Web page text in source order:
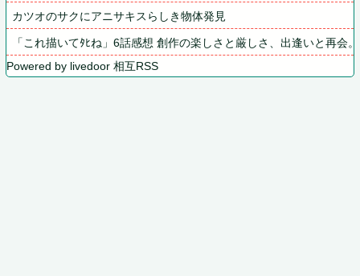
カツオのサクにアニサキスらしき物体発見
「これ描いてﾀﾋね」6話感想 創作の楽しさと厳しさ、出逢いと再会
Powered by livedoor 相互RSS